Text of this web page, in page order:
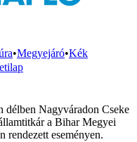
•Megyejáró•Kék
Nagyváradon Cseke
a Bihar Megyei
rendezett eseményen.